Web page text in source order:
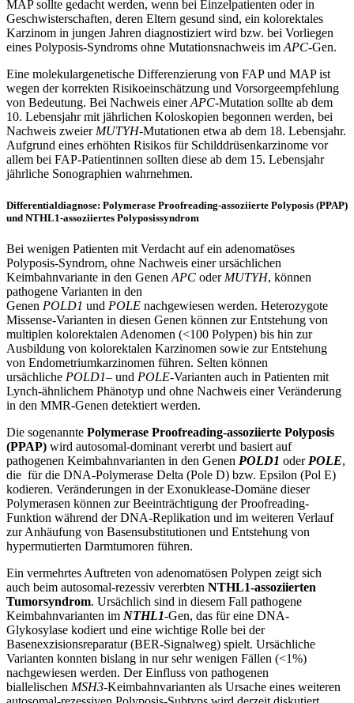
MAP sollte gedacht werden, wenn bei Einzelpatienten oder in
Geschwisterschaften, deren Eltern gesund sind, ein kolorektales
Karzinom in jungen Jahren diagnostiziert wird bzw. bei Vorliegen
eines Polyposis-Syndroms ohne Mutationsnachweis imAPC-Gen.
Eine molekulargenetische Differenzierung von FAP und MAP ist
wegen der korrekten Risikoeinschätzung und Vorsorgeempfehlung
von Bedeutung. Bei Nachweis einerAPC-Mutation sollte ab dem
10. Lebensjahr mit jährlichen Koloskopien begonnen werden, bei
Nachweis zweierMUTYH-Mutationen etwa ab dem 18. Lebensjahr.
Aufgrund eines erhöhten Risikos für Schilddrüsenkarzinome vor
allem bei FAP-Patientinnen sollten diese ab dem 15. Lebensjahr
jährliche Sonographien wahrnehmen.
Differentialdiagnose: Polymerase Proofreading-assoziierte Polyposis (PPAP)
und NTHL1-assoziiertes Polyposissyndrom
Bei wenigen Patienten mit Verdacht auf ein adenomatöses
Polyposis-Syndrom, ohne Nachweis einer ursächlichen
Keimbahnvariante in den Genen APC oder MUTYH, können
pathogene Varianten in den
Genen POLD1 und POLE nachgewiesen werden. Heterozygote
Missense-Varianten in diesen Genen können zur Entstehung von
multiplen kolorektalen Adenomen (<100 Polypen) bis hin zur
Ausbildung von kolorektalen Karzinomen sowie zur Entstehung
von Endometriumkarzinomen führen. Selten können
ursächliche POLD1– und POLE-Varianten auch in Patienten mit
Lynch-ähnlichem Phänotyp und ohne Nachweis einer Veränderung
in den MMR-Genen detektiert werden.
Die sogenannte Polymerase Proofreading-assoziierte Polyposis
(PPAP) wird autosomal-dominant vererbt und basiert auf
pathogenen Keimbahnvarianten in den Genen POLD1 oderPOLE,
die für die DNA-Polymerase Delta (Pole D) bzw. Epsilon (Pol E)
kodieren. Veränderungen in der Exonuklease-Domäne dieser
Polymerasen können zur Beeinträchtigung der Proofreading-
Funktion während der DNA-Replikation und im weiteren Verlauf
zur Anhäufung von Basensubstitutionen und Entstehung von
hypermutierten Darmtumoren führen.
Ein vermehrtes Auftreten von adenomatösen Polypen zeigt sich
auch beim autosomal-rezessiv vererbten NTHL1-assoziierten
Tumorsyndrom. Ursächlich sind in diesem Fall pathogene
Keimbahnvarianten im NTHL1-Gen, das für eine DNA-
Glykosylase kodiert und eine wichtige Rolle bei der
Basenexzisionsreparatur (BER-Signalweg) spielt. Ursächliche
Varianten konnten bislang in nur sehr wenigen Fällen (<1%)
nachgewiesen werden. Der Einfluss von pathogenen
biallelischen MSH3-Keimbahnvarianten als Ursache eines weiteren